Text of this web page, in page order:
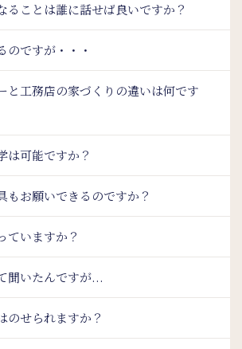
ることは誰に話せば良いですか？
のですが・・・
と工務店の家づくりの違いは何です
は可能ですか？
もお願いできるのですか？
ていますか？
聞いたんですが...
のせられますか？